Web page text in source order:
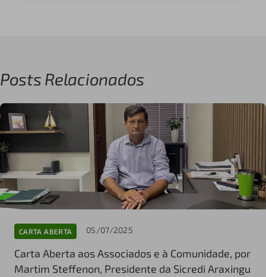
Posts Relacionados
CARTA ABERTA 05/07/2025
Carta Aberta aos Associados e à Comunidade, por
Martim Steffenon, Presidente da Sicredi Araxingu